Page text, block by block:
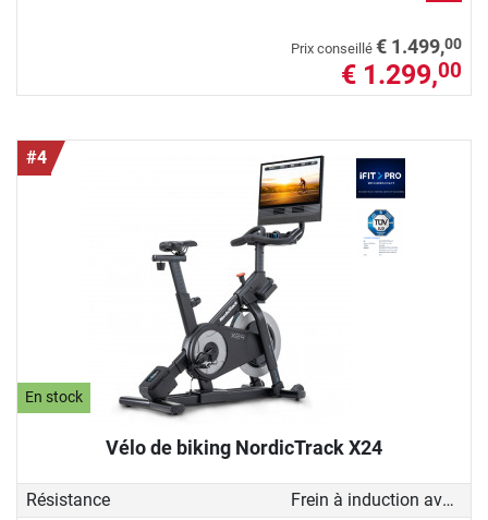
Prix conseillé € 1.499,00
€ 1.299,00
#4
En stock
Vélo de biking NordicTrack X24
Résistance
Frein à induction avec générateur